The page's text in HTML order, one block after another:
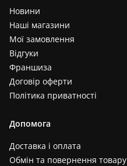
Новини
Наші магазини
Мої замовлення
Відгуки
Франшиза
Договір оферти
Політика приватності
Допомога
Доставка і оплата
Обмін та повернення товару